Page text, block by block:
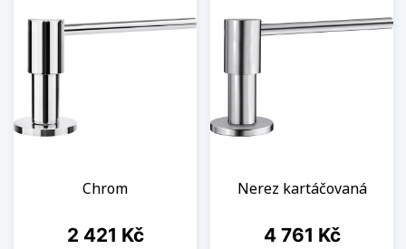
Chrom
Cena
2 421 Kč
Nerez kartáčovaná
Cena
4 761 Kč